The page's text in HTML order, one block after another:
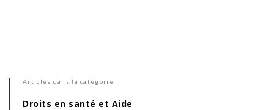
Articles dans la catégorie
Droits en santé et Aide